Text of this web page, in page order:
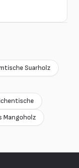
Suarholz
Mangoholz